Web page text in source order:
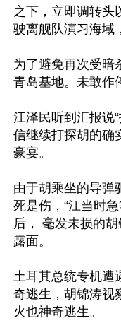
之下，立即调转头
驶离舰队演习海域
为了避免再次受暗
青岛基地。未敢作
江泽民听到汇报说
信继续打探胡的确
豪宴。
由于胡乘坐的导弹
死是伤，“江当时
后， 毫发未损的
露面。
土耳其总统专机遭
奇逃生，胡锦涛视
火也神奇逃生。